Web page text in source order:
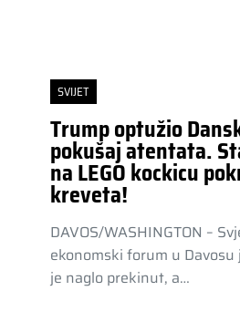
SVIJET
Trump optužio
pokušaj atentata.
na LEGO kockicu
kreveta!
DAVOS/WASHINGTON –
ekonomski forum u Davosu
je naglo prekinut, a…